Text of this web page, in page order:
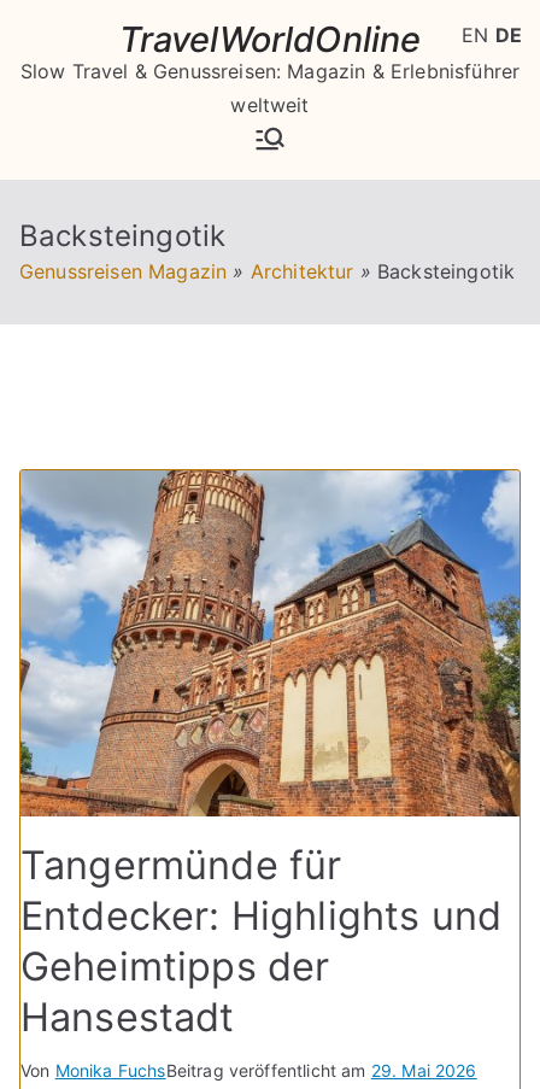
springen
TravelWorldOnline
Slow Travel & Genussreisen: Magazin & Erlebnisführer
weltweit
Backsteingotik
Genussreisen Magazin » Architektur » Backsteingotik
Tangermünde für
Entdecker: Highlights und
Geheimtipps der
Hansestadt
Von Monika FuchsBeitrag veröffentlicht am 29. Mai 2026
EN DE